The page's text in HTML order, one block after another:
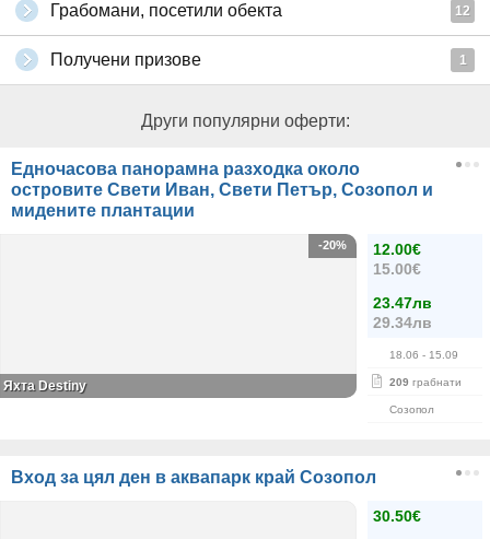
Грабомани, посетили обекта 12
Получени призове 1
Други популярни оферти:
Едночасова панорамна разходка около
островите Свети Иван, Свети Петър, Созопол и
мидените плантации
12.00€
15.00€
23.47лв
29.34лв
18.06 - 15.09
209 грабнати
Созопол
-20%
Яхта Destiny
Вход за цял ден в аквапарк край Созопол
30.50€